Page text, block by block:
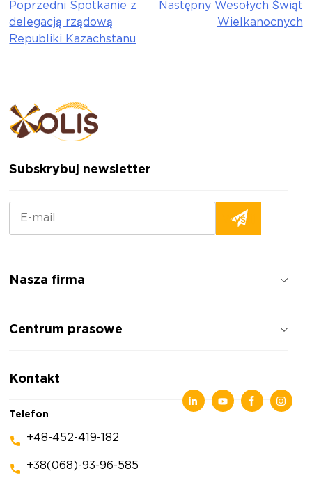
Nawigacja
wpisu
Poprzedni Spotkanie z
delegacją rządową
Republiki Kazachstanu
Następny Wesołych Świąt
Wielkanocnych
Subskrybuj newsletter
Nasza firma
Opinie o firmie
Centrum prasowe
Artykuły
Kontakt
Telefon
+48-452-419-182
+38(068)-93-96-585